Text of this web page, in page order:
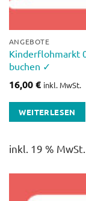
ANGEBOTE
Kinderflohmarkt
buchen ✓
16,00€ inkl. MwSt.
WEITERLESEN
inkl. 19 % MwSt.